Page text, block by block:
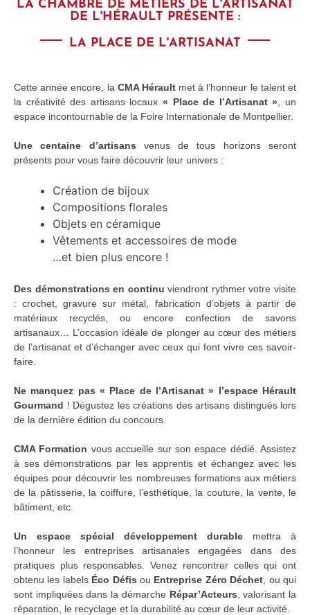
LA CHAMBRE DE MÉTIERS DE L'ARTISANAT
DE L'HÉRAULT PRÉSENTE :
LA PLACE DE L'ARTISANAT
Cette année encore, la CMA Héraultmet à l’honneur le talent et
la créativité des artisans locaux « Place de l’Artisanat » , un
espace incontournable de la Foire Internationale de Montpellier.
Une centaine d’artisans venus de tous horizons seront
présents pour vous faire découvrir leur univers :
Création de bijoux
Compositions florales
Objets en céramique
Vêtements et accessoires de mode
…et bien plus encore !
Des démonstrations en continu viendront rythmer votre visite
: crochet, gravure sur métal, fabrication d’objets à partir de
matériaux recyclés, ou encore confection de savons
artisanaux… L’occasion idéale de plonger au cœur des métiers
de l’artisanat et d’échanger avec ceux qui font vivre ces savoir-
faire.
Ne manquez pas « Place de l’Artisanat » l’espace Hérault
Gourmand ! Dégustez les créations des artisans distingués lors
de la dernière édition du concours.
CMA Formation vous accueille sur son espace dédié. Assistez
à ses démonstrations par les apprentis et échangez avec les
équipes pour découvrir les nombreuses formations aux métiers
de la pâtisserie, la coiffure, l’esthétique, la couture, la vente, le
bâtiment, etc.
Un espace spécial développement durable mettra à
l’honneur les entreprises artisanales engagées dans des
pratiques plus responsables. Venez rencontrer celles qui ont
obtenu les labels Éco Défis ou Entreprise Zéro Déchet , ou qui
sont impliquées dans la démarche Répar’Acteurs , valorisant la
réparation, le recyclage et la durabilité au cœur de leur activité.